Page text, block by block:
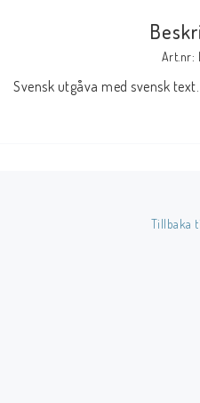
Kontaktformulär
Betala enkelt i förskott till konto i
Art.nr:
Svensk utgåva med svensk text.
Tillbaka